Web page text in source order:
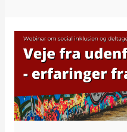
Veje
fra
udenfor
indenfor
–